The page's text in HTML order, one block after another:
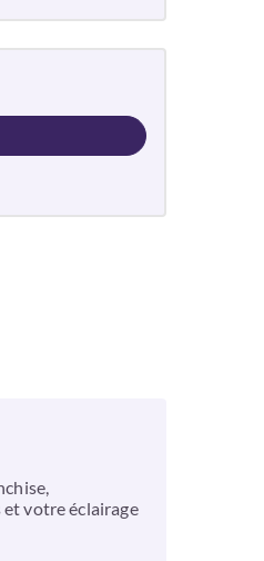
et votre éclairage